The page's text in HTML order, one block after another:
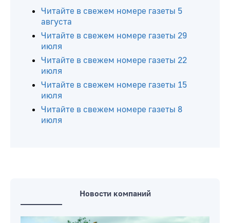
Читайте в свежем номере газеты 5
августа
Читайте в свежем номере газеты 29
июля
Читайте в свежем номере газеты 22
июля
Читайте в свежем номере газеты 15
июля
Читайте в свежем номере газеты 8
июля
Новости компаний